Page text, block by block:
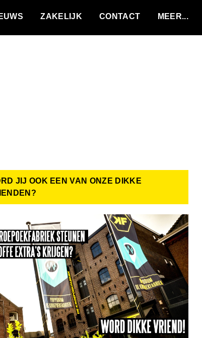
ZAKELIJK CONTACT
JIJ OOK EEN VAN ONZE DIKKE